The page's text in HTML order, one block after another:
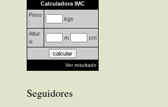
Calculadora IMC
Peso
:
kgs
Altur
a:
m cm
Ver resultado
Seguidores